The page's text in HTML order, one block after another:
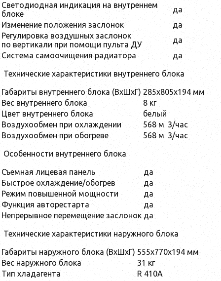
Светодиодная индикация на внутреннем
блоке
да
Изменение положения заслонок
да
Регулировка воздушных заслонок
по вертикали при помощи пульта ДУ
да
Система самоочищения радиатора
да
Технические характеристики внутреннего блока
Габариты внутреннего блока (ВхШхГ) 285x805x194 мм
Вес внутреннего блока
8 кг
Цвет внутреннего блока
белый
Воздухообмен при охлаждении
568 м 3/час
Воздухообмен при обогреве
568 м 3/час
Особенности внутреннего блока
Съемная лицевая панель
да
Быстрое охлаждение/обогрев
да
Режим повышенной мощности
да
Функция авторестарта
да
Непрерывное перемещение заслонок да
Технические характеристики наружного блока
Габариты наружного блока (ВхШхГ) 555x770x194 мм
Вес наружного блока
31 кг
Тип хладагента
R 410A